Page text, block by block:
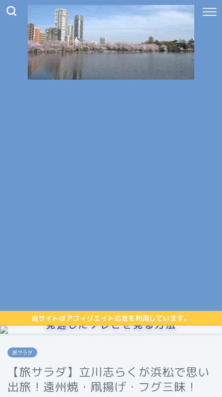
当サイトはアフィリエイト広告を利用しています。
見逃したテレビを見る方法
旅サラダ
【旅サラダ】立川志らくが浜松で思い
出旅！遠州焼・凧揚げ・フグ三昧！